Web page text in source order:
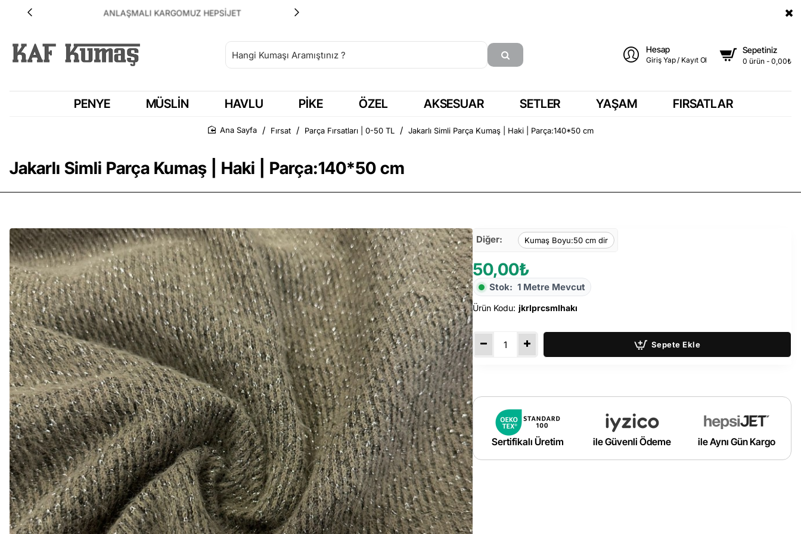
ANLAŞMALI KARGOMUZ HEPSİJET
Hesap
Giriş Yap / Kayıt Ol
Sepetiniz
0 ürün - 0,00₺
PENYE MÜSLIN HAVLU PIKE ÖZEL AKSESUAR SETLER YAŞAM FIRSATLAR
Jakarlı Simli Parça Kumaş | Haki | Parça:140*50 cm
Fırsat Parça Fırsatları | 0-50 TL Jakarlı Simli Parça Kumaş | Haki | Parça:140*50 cm
Diğer: Kumaş Boyu:50 cm dir
50,00₺
Stok: 1 Metre Mevcut
Ürün Kodu: jkrlprcsmlhakı
Sepete Ekle
Sertifikalı Üretim ile Güvenli Ödeme ile Aynı Gün Kargo